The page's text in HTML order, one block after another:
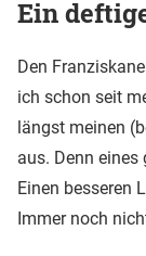
Ein
Den
ich schon seit
längst meinen
aus. Denn
Einen besseren
Immer noch